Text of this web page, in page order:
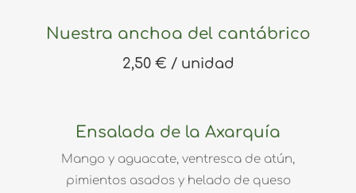
Nuestra anchoa del cantábrico
2,50 € / unidad
Ensalada de la Axarquía
Mango y aguacate, ventresca de atún,
pimientos asados y helado de queso